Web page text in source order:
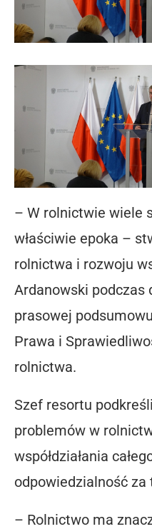
– W rolnictwie wiele
właściwie epoka –
rolnictwa i rozwoju
Ardanowski podczas
prasowej
Prawa i
rolnictwa.
Szef resortu
problemów w
współdziałania
odpowiedzialność
– Rolnictwo ma